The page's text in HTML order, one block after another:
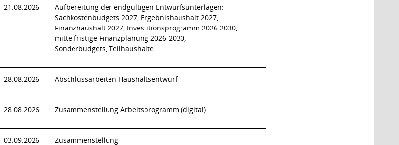
21.08.2026
Aufbereitung der endgültigen Entwurfsunterlagen:
Sachkostenbudgets 2027, Ergebnishaushalt 2027,
Finanzhaushalt 2027, Investitionsprogramm 2026-2030,
mittelfristige Finanzplanung 2026-2030,
Sonderbudgets, Teilhaushalte
28.08.2026 Abschlussarbeiten Haushaltsentwurf
28.08.2026 Zusammenstellung Arbeitsprogramm (digital)
03.09.2026
Zusammenstellung